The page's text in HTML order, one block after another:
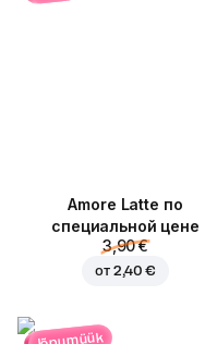
Amore Latte по
специальной цене
3,90 €
от 2,40 €